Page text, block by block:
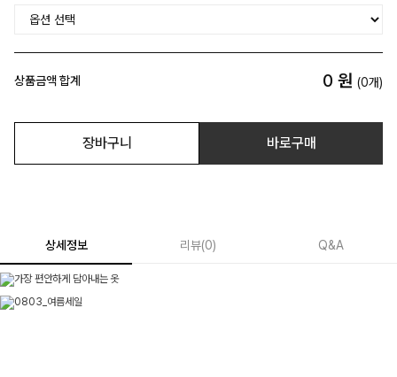
상품금액 합계 0 원 (0개)
장바구니 바로구매
상세정보 리뷰(0) Q&A